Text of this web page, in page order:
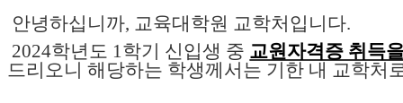
안녕하십니까, 교육대학원 교학처입니다.
2024학년도 1학기 신입생 중 교원자격증 취득
드리오니 해당하는 학생께서는 기한 내 교학처